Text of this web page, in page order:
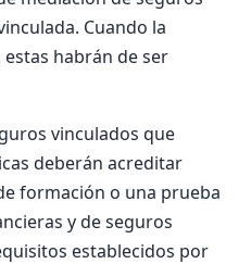
Cuando la
habrán de ser
vinculados que
deberán acreditar
formación o una prueba
y de seguros
establecidos por